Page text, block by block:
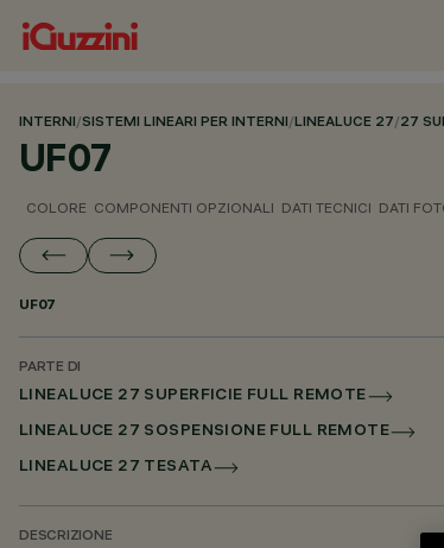
INTERNI/SISTEMI LINEARI PER INTERNI/LINEALUCE 27/27
UF07
COLORE COMPONENTI OPZIONALI DATI TECNICI DATI
UF07
PARTE DI
LINEALUCE 27 SUPERFICIE FULL REMOTE
LINEALUCE 27 SOSPENSIONE FULL REMOTE
LINEALUCE 27 TESATA
DESCRIZIONE